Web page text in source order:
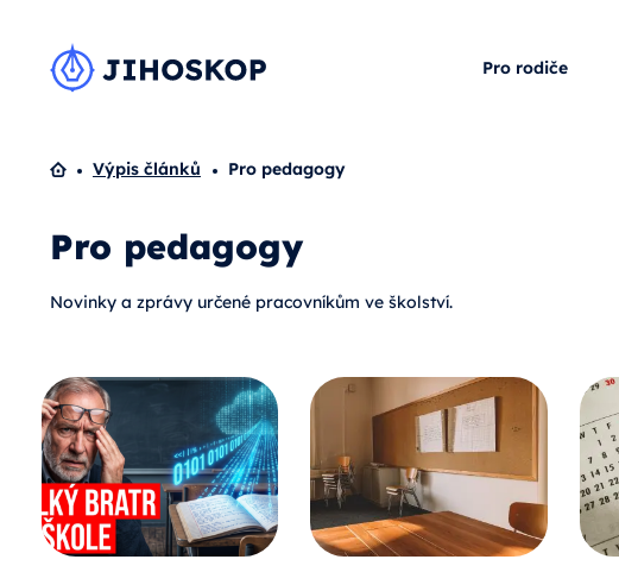
Pro rodiče
Domů
Výpis článků Pro pedagogy
Pro pedagogy
Novinky a zprávy určené pracovníkům ve školství.